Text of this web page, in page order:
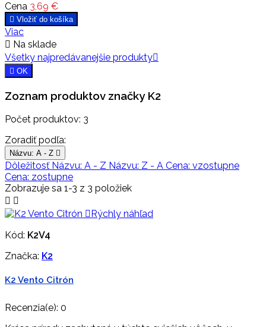
Cena 3,69 €
 Vložiť do košíka
Viac
 Na sklade
Všetky najpredávanejšie produkty
 OK
Zoznam produktov značky K2
Počet produktov: 3
Zoradiť podľa:
Názvu: A - Z 
Dôležitosť Názvu: A - Z Názvu: Z - A Cena: vzostupne
Cena: zostupne
Zobrazuje sa 1-3 z 3 položiek
 
Rýchly náhľad
Kód: K2V4
Značka: K2
K2 Vento Citrón
Recenzia(e): 0